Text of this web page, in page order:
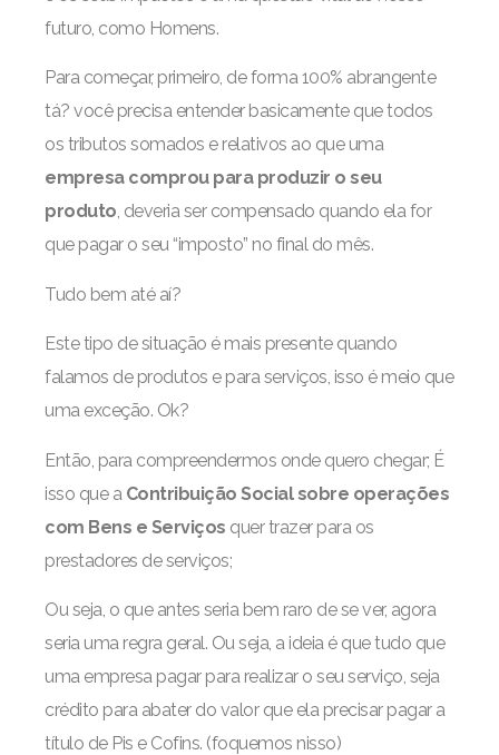
futuro, como Homens.
Para começar, primeiro, de forma 100% abrangente
tá? você precisa entender basicamente que todos
os tributos somados e relativos ao que uma
empresa comprou para produzir o seu
produto, deveria ser compensado quando ela for
que pagar o seu “imposto” no final do mês.
Tudo bem até aí?
Este tipo de situação é mais presente quando
falamos de produtos e para serviços, isso é meio que
uma exceção. Ok?
Então, para compreendermos onde quero chegar; É
isso que a Contribuição Social sobre operações
com Bens e Serviços quer trazer para os
prestadores de serviços;
Ou seja, o que antes seria bem raro de se ver, agora
seria uma regra geral. Ou seja, a ideia é que tudo que
uma empresa pagar para realizar o seu serviço, seja
crédito para abater do valor que ela precisar pagar a
título de Pis e Cofins. (foquemos nisso)